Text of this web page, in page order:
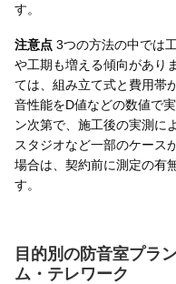
す。
注意点 3つの方法の中では
や工期も増える傾向があり
ては、組み立て式と費用帯
音性能をD値などの数値で
ン次第で、施工後の実測に
スタジオなど一部のケース
場合は、契約前に測定の有
す。
目的別の防音室プラ
ム・テレワーク